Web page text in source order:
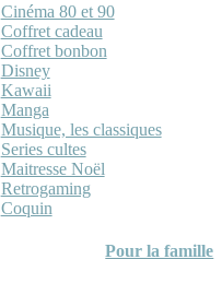
Cinéma 80 et 90
Coffret cadeau
Coffret bonbon
Disney
Kawaii
Manga
Musique, les classiques
Series cultes
Maitresse Noël
Retrogaming
Coquin
Pour la famille